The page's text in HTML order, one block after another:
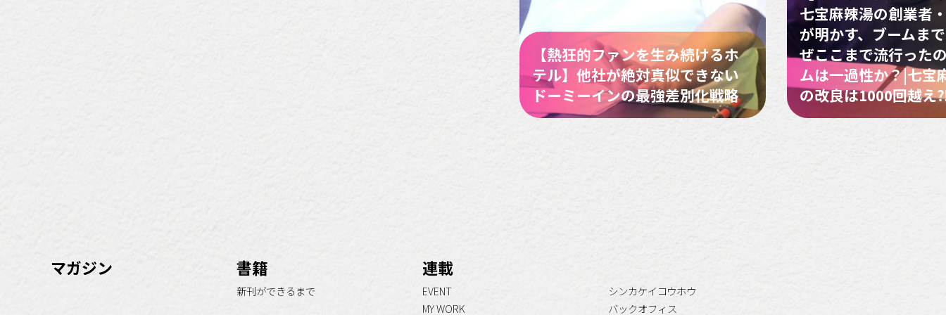
【熱狂的ファンを生み続けるホ
テル】他社が絶対真似できない
ドーミーインの最強差別化戦略
七宝麻辣湯の創業者
が明かす、ブームま
ぜここまで流行った
ムは一過性か？|七宝
の改良は1000回越え
マガジン 書籍
新刊ができるまで
連載
EVENT
MY WORK
シンカケイコウホウ
バックオフィス